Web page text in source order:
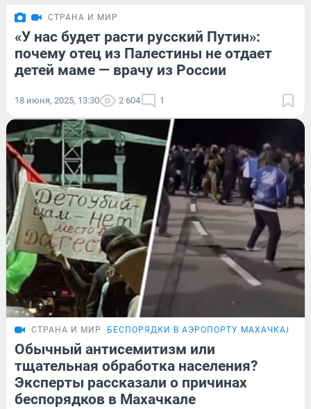
СТРАНА И МИР
«У нас будет расти русский Путин»:
почему отец из Палестины не отдает
детей маме — врачу из России
18 июня, 2025, 13:30 2 604 1
СТРАНА И МИР БЕСПОРЯДКИ В АЭРОПОРТУ МАХАЧКАЛЫ
Обычный антисемитизм или
тщательная обработка населения?
Эксперты рассказали о причинах
беспорядков в Махачкале